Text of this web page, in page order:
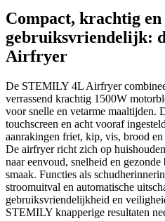
Compact, krachtig en
gebruiksvriendelijk:
Airfryer
De STEMILY 4L Airfryer
verrassend krachtig 1500W
voor snelle en vetarme maaltijden.
touchscreen en acht vooraf
aanrakingen friet, kip, vis, brood
De airfryer richt zich op
naar eenvoud, snelheid en
smaak. Functies als
stroomuitval en automatische
gebruiksvriendelijkheid en
STEMILY knapperige resultaten